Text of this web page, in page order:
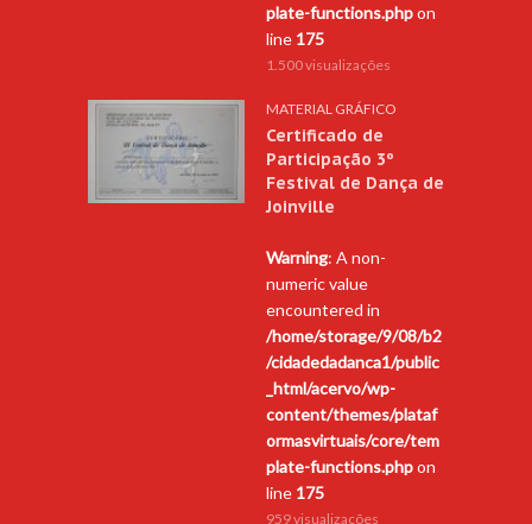
plate-functions.phpon
line 175
1.500 visualizações
MATERIAL GRÁFICO
Certificado de
Participação 3º
Festival de Dança de
Joinville
Warning: A non-
numeric value
encountered in
/home/storage/9/08/b2
/cidadedadanca1/public
_html/acervo/wp-
content/themes/plataf
ormasvirtuais/core/tem
plate-functions.phpon
line 175
959 visualizações